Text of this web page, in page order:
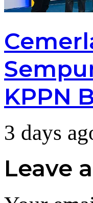
KPPN
3 days
Leave